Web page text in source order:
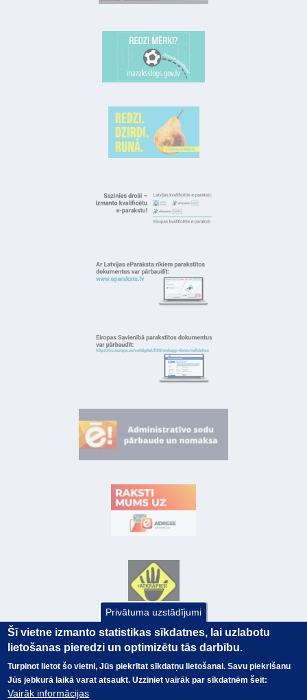
Privātuma uzstādījumi
Šī vietne izmanto statistikas sīkdatnes, lai uzlabotu
lietošanas pieredzi un optimizētu tās darbību.
Turpinot lietot šo vietni, Jūs piekrītat sīkdatņu lietošanai. Savu piekrišanu
Jūs jebkurā laikā varat atsaukt. Uzziniet vairāk par sīkdatnēm šeit:
Vairāk informācijas